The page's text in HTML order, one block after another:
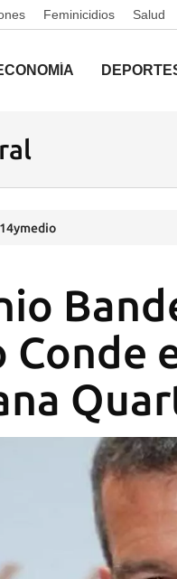
Feminicidios Salud
Conde